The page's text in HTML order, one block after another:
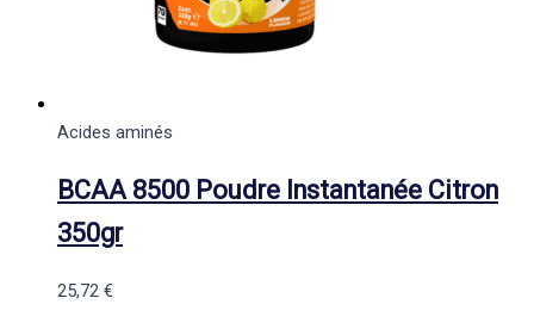
Acides aminés
BCAA 8500 Poudre Instantanée Citron
350gr
25,72 €